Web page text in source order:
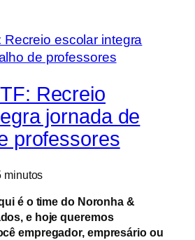
Recreio
jornada de
professores
minutos
é o time do Noronha &
e hoje queremos
empregador, empresário ou